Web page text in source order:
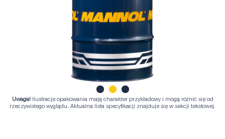
1 2 3
Uwaga! Ilustracje opakowania mają charakter przykładowy i mogą różnić się od
rzeczywistego wyglądu. Aktualna lista specyfikacji znajduje się w sekcji tekstowej.